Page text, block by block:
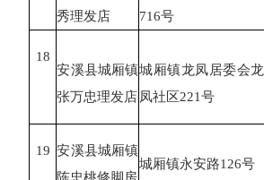
秀理发店 716号
18
安溪县城厢镇
张万忠理发店
城厢镇龙凤居委会龙
凤社区221号
19 安溪县城厢镇
陈忠桃修脚房
城厢镇永安路126号